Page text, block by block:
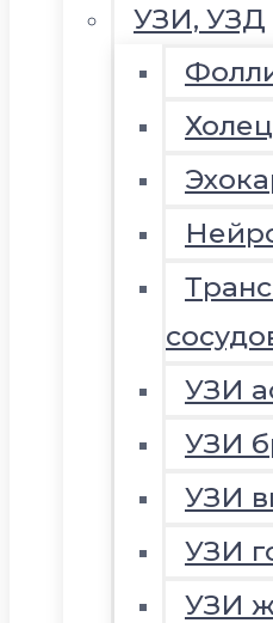
УЗИ, УЗД
УЗИ
УЗИ
УЗИ
УЗИ
УЗИ